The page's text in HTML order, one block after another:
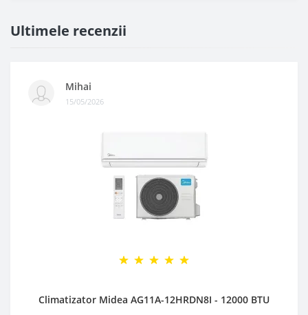
Ultimele recenzii
Mihai
15/05/2026
Climatizator Midea AG11A-12HRDN8I - 12000 BTU